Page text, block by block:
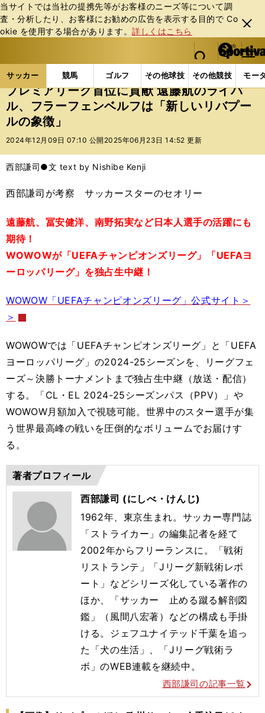
当サイトでは当社の提携先等がお客様のニーズ等について調
査・分析したり、お客様にお勧めの広告を表⽰する⽬的で Co
okie を使⽤する場合があります。詳しくはこちら
閉じ
る
web Sportiva (webスポルティーバ)
検索
マイペ
ー
ジ
メニュ
サッカー 競馬 ゴルフ その他球技 その他競技 モー
ス
ポ
ル
テ
ー
バ
サッカーの記事一覧 海外サッカー 海外サッカー
プレミアリーグ首位に貢献 遠藤航のライバ
ル、フラーフェンベルフは「新しいリバプー
ルの象徴」
2024年12月09日 07:10 公開 2025年06月23日 14:52 更新
西部謙司●文 text by Nishibe Kenji
西部謙司が考察 サッカースターのセオリー
遠藤航、冨安健洋、南野拓実など日本人選手の活躍にも
期待！
WOWOWが「UEFAチャンピオンズリーグ」「UEFAヨ
ーロッパリーグ」を独占生中継！
WOWOW「UEFAチャンピオンズリーグ」公式サイト＞
＞
WOWOWでは「UEFAチャンピオンズリーグ」と「UEFA
ヨーロッパリーグ」の2024-25シーズンを、リーグフェ
ーズ～決勝トーナメントまで独占生中継（放送・配信）
する。「CL・EL 2024-25シーズンパス（PPV）」や
WOWOW月額加入で視聴可能。世界中のスター選手が集
う世界最高峰の戦いを圧倒的なボリュームでお届けす
る。
著者プロフィール
西部謙司 (にしべ・けんじ)
1962年、東京生まれ。サッカー専門誌
「ストライカー」の編集記者を経て
2002年からフリーランスに。「戦術
リストランテ」「Jリーグ新戦術レポ
ート」などシリーズ化している著作の
ほか、「サッカー 止める蹴る解剖図
鑑」（風間八宏著）などの構成も手掛
ける。ジェフユナイテッド千葉を追っ
た「犬の生活」、「Jリーグ戦術ラ
ボ」のWEB連載を継続中。
西部謙司の記事一覧